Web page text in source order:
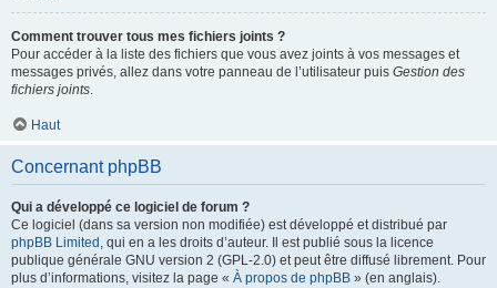
Comment trouver tous mes fichiers joints ?
Pour accéder à la liste des fichiers que vous avez joints à vos messages et
messages privés, allez dans votre panneau de l’utilisateur puis Gestion des
fichiers joints.
Haut
Concernant phpBB
Qui a développé ce logiciel de forum ?
Ce logiciel (dans sa version non modifiée) est développé et distribué par
phpBB Limited , qui en a les droits d’auteur. Il est publié sous la licence
publique générale GNU version 2 (GPL-2.0) et peut être diffusé librement. Pour
plus d’informations, visitez la page « À propos de phpBB » (en anglais).